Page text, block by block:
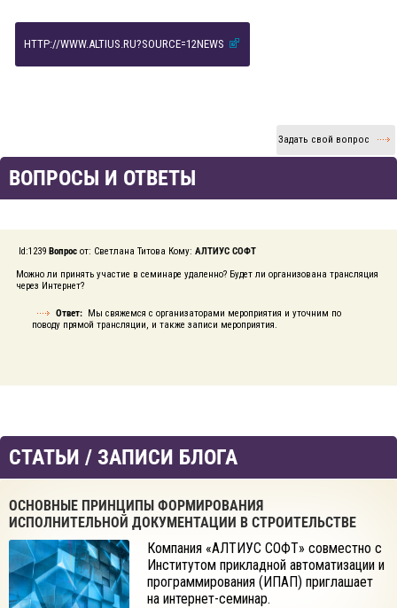
HTTP://WWW.ALTIUS.RU?SOURCE=12NEWS
Задать свой вопрос
ВОПРОСЫ И ОТВЕТЫ
Id:1239 Вопрос от: Светлана Титова Кому: АЛТИУС СОФТ
Можно ли принять участие в семинаре удаленно? Будет ли организована трансляция
через Интернет?
Ответ: Мы свяжемся с организаторами мероприятия и уточним по
поводу прямой трансляции, и также записи мероприятия.
СТАТЬИ / ЗАПИСИ БЛОГА
ОСНОВНЫЕ ПРИНЦИПЫ ФОРМИРОВАНИЯ
ИСПОЛНИТЕЛЬНОЙ ДОКУМЕНТАЦИИ В СТРОИТЕЛЬСТВЕ
Компания «АЛТИУС СОФТ» совместно с
Институтом прикладной автоматизации и
программирования (ИПАП) приглашает
на интернет-семинар.